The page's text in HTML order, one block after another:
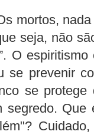
mortos,
seja, não
O
se prevenir
se
Que